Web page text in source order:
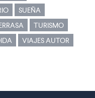
SUEÑA
TURISMO
VIAJES AUTOR